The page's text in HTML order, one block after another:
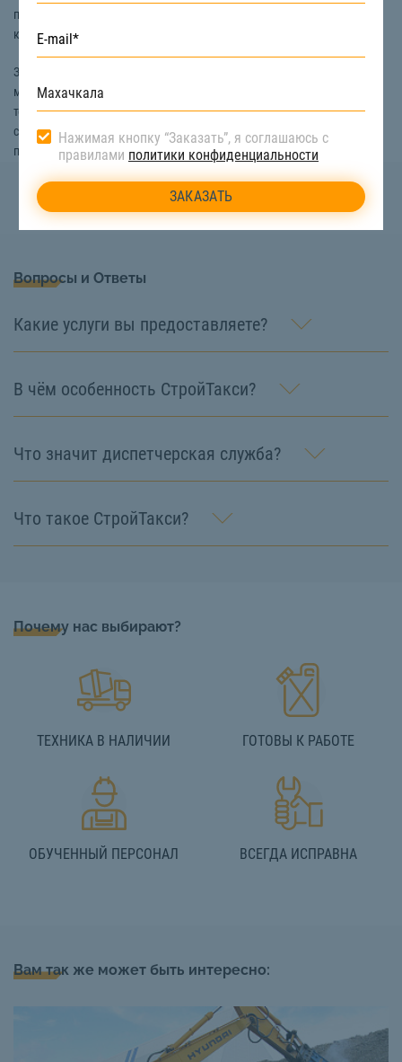
перегревается. Объем цистерны водовоза обычно составляет от 3
куб/м., что позволяет перевезти достаточное количество воды.
Заказать доставку воды для технических нужд в Махачкале вы
можете на сайте «СтройТакси». Информацию о цене доставки
технической воды, наличие водовоза или другой подходящей
спецтехники, а также бесплатную консультацию вы можете получить,
позвонив по номеру телефона:8 (800) 222-90-66
Вопросы и Ответы
Какие услуги вы предоставляете?
В чём особенность СтройТакси?
Что значит диспетчерская служба?
Что такое СтройТакси?
Почему нас выбирают?
ТЕХНИКА В НАЛИЧИИ ГОТОВЫ К РАБОТЕ
ОБУЧЕННЫЙ ПЕРСОНАЛ ВСЕГДА ИСПРАВНА
Вам так же может быть интересно:
Нажимая кнопку “Заказать”, я соглашаюсь с
правилами политики конфиденциальности